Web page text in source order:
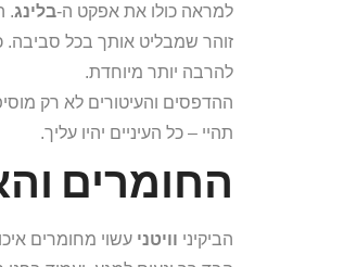
למראה כולו את אפקט ה-בלינג.
זוהר שמבליט אותך בכל סביבה.
להרבה יותר מיוחדת.
ההדפסים והעיטורים לא רק
תהיי – כל העיניים יהיו עליך.
החומרים
הביקיני וויטני עשוי מחומרים